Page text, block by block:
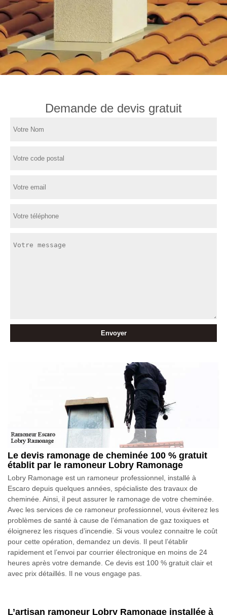
Demande de devis gratuit
Le devis ramonage de cheminée 100 % gratuit
établit par le ramoneur Lobry Ramonage
Lobry Ramonage est un ramoneur professionnel, installé à
Escaro depuis quelques années, spécialiste des travaux de
cheminée. Ainsi, il peut assurer le ramonage de votre cheminée.
Avec les services de ce ramoneur professionnel, vous éviterez les
problèmes de santé à cause de l’émanation de gaz toxiques et
éloignerez les risques d’incendie. Si vous voulez connaitre le coût
pour cette opération, demandez un devis. Il peut l’établir
rapidement et l’envoi par courrier électronique en moins de 24
heures après votre demande. Ce devis est 100 % gratuit clair et
avec prix détaillés. Il ne vous engage pas.
L’artisan ramoneur Lobry Ramonage installée à